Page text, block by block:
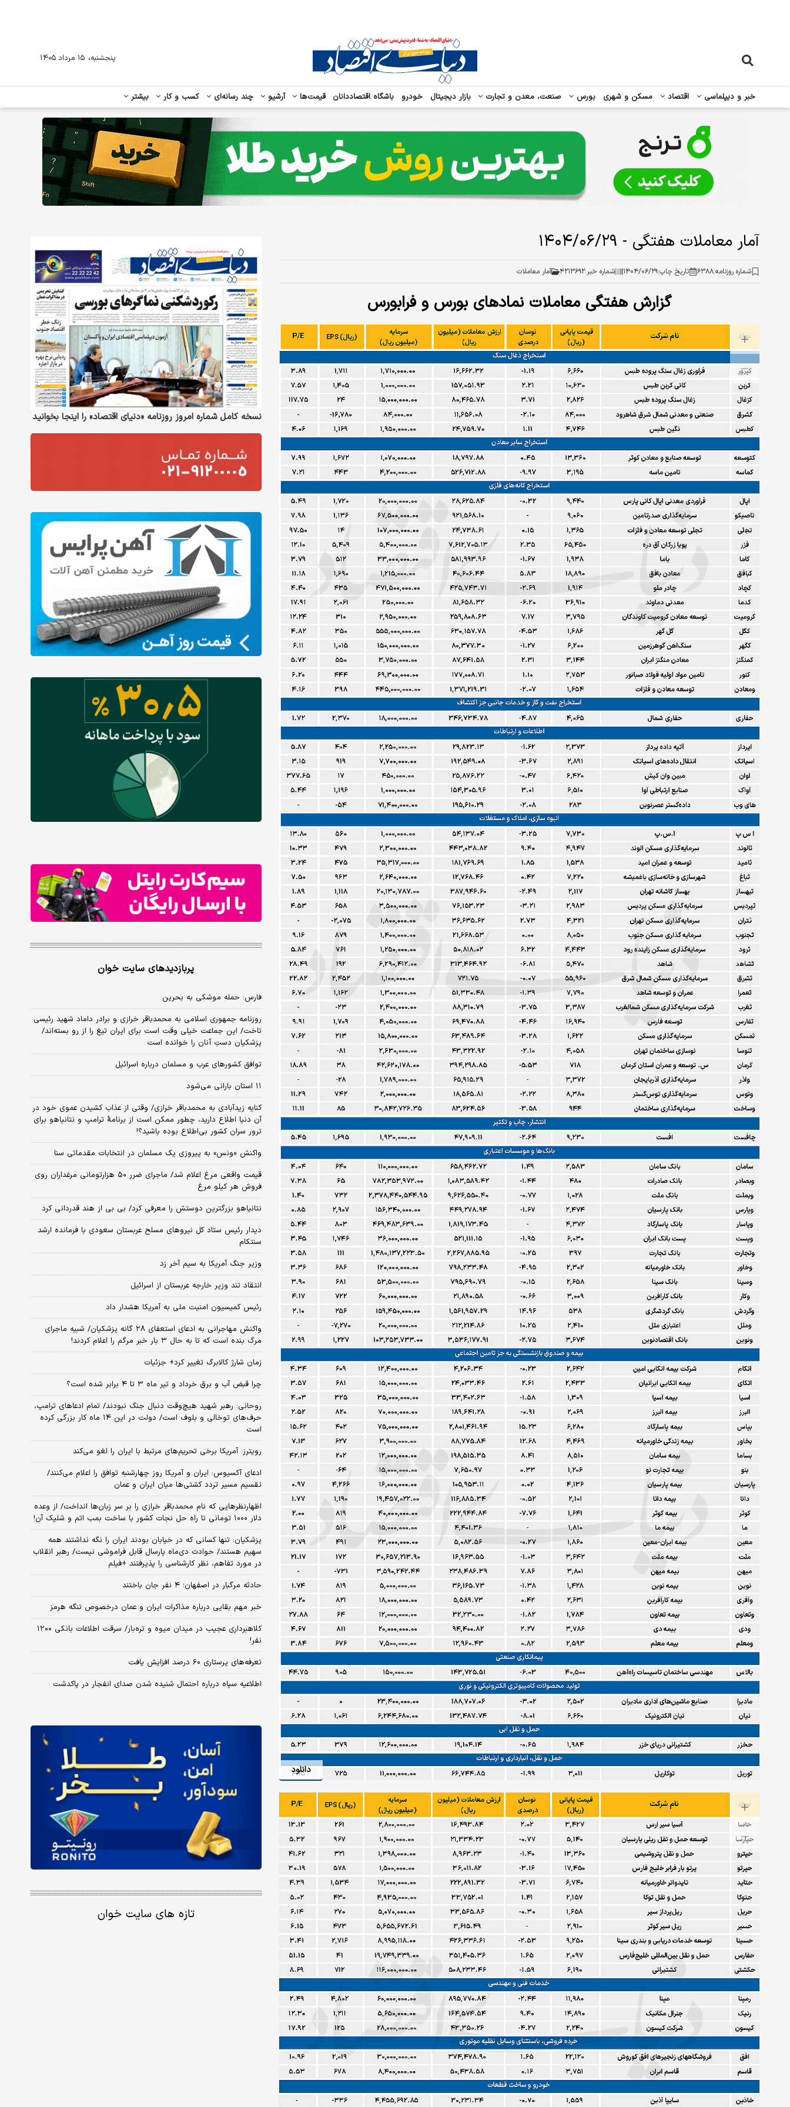
خبر و دیپلماسی اقتصاد مسکن و شهری بورس صنعت، معدن و تجارت بازار دیجیتال خودرو باشگاه اقتصاددانان قیمت‌ها آرشیو چند رسانه‌ای کسب و کار بیشتر
پنجشنبه، ۱۵ مرداد ۱۴۰۵
آمار معاملات هفتگی - ۱۴۰۴/۰۶/۲۹
شماره روزنامه:۶۳۸۸ تاریخ چاپ:۱۴۰۴/۰۶/۲۹ شماره خبر:۴۲۱۳۶۹۲ آمار معاملات
گزارش هفتگی معاملات نمادهای بورس و فرابورس
دانلود
نسخه کامل شماره امروز روزنامه «دنیای‌ اقتصاد» را اینجا بخوانید
پربازدیدهای سایت خوان
فارس: حمله موشکی به بحرین
روزنامه جمهوری اسلامی به محمدباقر خرازی و برادر داماد شهید رئیسی
تاخت/ این جماعت خیلی وقت است برای ایران تیغ را از رو بسته‌اند/
پزشکیان دستِ آنان را خوانده است
توافق کشورهای عرب و مسلمان درباره اسرائیل
۱۱ استان بارانی می‌شود
کنایه زیدآبادی به محمدباقر خرازی/ وقتی از عذاب کشیدن عموی خود در
آن دنیا اطلاع دارید، چطور ممکن است از برنامهٔ ترامپ و نتانیاهو برای
ترور سران کشور بی‌اطلاع بوده باشید؟!
واکنش «ونس» به پیروزی یک مسلمان در انتخابات مقدماتی سنا
قیمت واقعی مرغ اعلام شد/ ماجرای ضرر ۵۰ هزارتومانی مرغداران روی
فروش هر کیلو مرغ
نتانیاهو بزرگترین دوستش را معرفی کرد/ بی بی از هند قدردانی کرد
دیدار رئیس ستاد کل نیروهای مسلح عربستان سعودی با فرمانده ارشد
سنتکام
وزیر جنگ آمریکا به سیم آخر زد
انتقاد تند وزیر خارجه عربستان از اسرائیل
رئیس کمیسیون امنیت ملی به آمریکا هشدار داد
واکنش مهاجرانی به ادعای استعفای ۲۸ گانه پزشکیان/ شبیه ماجرای
مرگ بنده است که تا به حال ۳ بار خبر مرگم را اعلام کردند!
زمان شارژ کالابرگ تغییر کرد+ جزئیات
چرا قبض آب و برق خرداد و تیر ماه ۳ تا ۴ برابر شده است؟
روحانی: رهبر شهید هیچ‌وقت دنبال جنگ نبودند/ تمام ادعاهای ترامپ،
حرف‌های توخالی و بلوف است/ دولت در این ۱۴ ماه کار بزرگی کرده
است
رویترز: آمریکا برخی تحریم‌های مرتبط با ایران را لغو می‌کند
ادعای آکسیوس: ایران و آمریکا روز چهارشنبه توافق را اعلام می‌کنند/
تقسیم مسیر تردد کشتی‌ها میان ایران و عمان
اظهارنظرهایی که نام محمدباقر خرازی را بر سر زبان‌ها انداخت/ از وعده
دلار ۱۰۰۰ تومانی تا راه حل نجات کشور با ساخت بمب اتم و شلیک آن!
پزشکیان: تنها کسانی که در خیابان بودند ایران را نگه نداشتند همه
سهیم هستند/ حوادث دی‌ماه پارسال قابل فراموشی نیست/ رهبر انقلاب
در مورد تفاهم، نظر کارشناسی را پذیرفتند +فیلم
حادثه مرگبار در اصفهان؛ ۴ نفر جان باختند
خبر مهم بقایی درباره مذاکرات ایران و عمان درخصوص تنگه هرمز
کلاهبرداری عجیب در میدان میوه و تره‌بار/ سرقت اطلاعات بانکی ۱۲۰۰
نفر!
تعرفه‌های پرستاری ۶۰ درصد افزایش یافت
اطلاعیه سپاه درباره احتمال شنیده شدن صدای انفجار در پاکدشت
تازه های سایت خوان